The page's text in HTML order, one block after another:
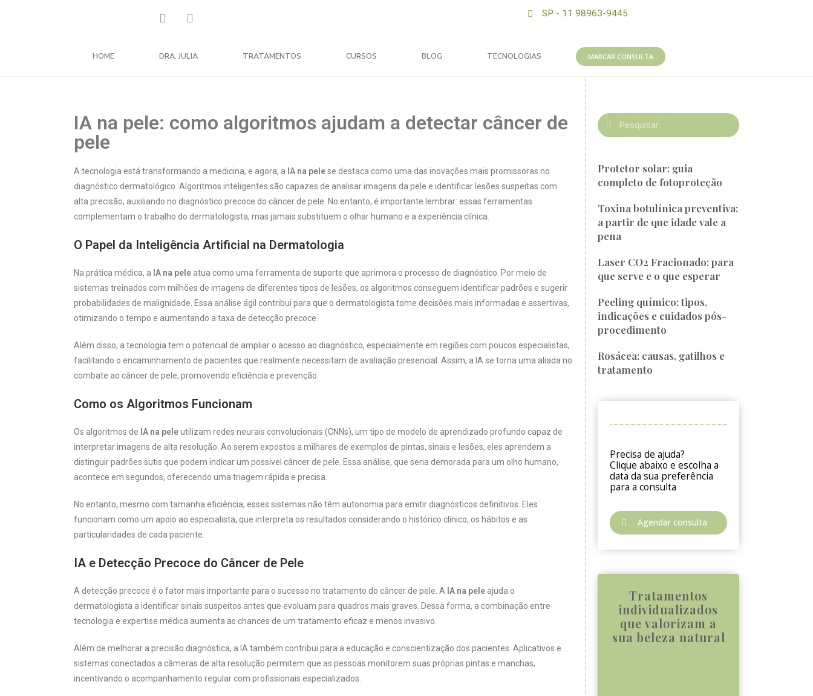
SP - 11 98963-9445
HOME DRA. JULIA TRATAMENTOS CURSOS BLOG TECNOLOGIAS MARCAR CONSULTA
IA na pele: como algoritmos ajudam a detectar câncer de
pele
A tecnologia está transformando a medicina, e agora, a IA na pelese destaca como uma das inovações mais promissoras no
diagnóstico dermatológico. Algoritmos inteligentes são capazes de analisar imagens da pele e identificar lesões suspeitas com
alta precisão, auxiliando no diagnóstico precoce do câncer de pele. No entanto, é importante lembrar: essas ferramentas
complementam o trabalho do dermatologista, mas jamais substituem o olhar humano e a experiência clínica.
O Papel da Inteligência Artificial na Dermatologia
Na prática médica, a IA na pele atua como uma ferramenta de suporte que aprimora o processo de diagnóstico. Por meio de
sistemas treinados com milhões de imagens de diferentes tipos de lesões, os algoritmos conseguem identificar padrões e sugerir
probabilidades de malignidade. Essa análise ágil contribui para que o dermatologista tome decisões mais informadas e assertivas,
otimizando o tempo e aumentando a taxa de detecção precoce.
Além disso, a tecnologia tem o potencial de ampliar o acesso ao diagnóstico, especialmente em regiões com poucos especialistas,
facilitando o encaminhamento de pacientes que realmente necessitam de avaliação presencial. Assim, a IA se torna uma aliada no
combate ao câncer de pele, promovendo eficiência e prevenção.
Como os Algoritmos Funcionam
Os algoritmos de IA na peleutilizam redes neurais convolucionais (CNNs), um tipo de modelo de aprendizado profundo capaz de
interpretar imagens de alta resolução. Ao serem expostos a milhares de exemplos de pintas, sinais e lesões, eles aprendem a
distinguir padrões sutis que podem indicar um possível câncer de pele. Essa análise, que seria demorada para um olho humano,
acontece em segundos, oferecendo uma triagem rápida e precisa.
No entanto, mesmo com tamanha eficiência, esses sistemas não têm autonomia para emitir diagnósticos definitivos. Eles
funcionam como um apoio ao especialista, que interpreta os resultados considerando o histórico clínico, os hábitos e as
particularidades de cada paciente.
IA e Detecção Precoce do Câncer de Pele
A detecção precoce é o fator mais importante para o sucesso no tratamento do câncer de pele. A IA na pele ajuda o
dermatologista a identificar sinais suspeitos antes que evoluam para quadros mais graves. Dessa forma, a combinação entre
tecnologia e expertise médica aumenta as chances de um tratamento eficaz e menos invasivo.
Além de melhorar a precisão diagnóstica, a IA também contribui para a educação e conscientização dos pacientes. Aplicativos e
sistemas conectados a câmeras de alta resolução permitem que as pessoas monitorem suas próprias pintas e manchas,
incentivando o acompanhamento regular com profissionais especializados.
Protetor solar: guia
completo de fotoproteção
Toxina botulínica preventiva:
a partir de que idade vale a
pena
Laser CO2 Fracionado: para
que serve e o que esperar
Peeling químico: tipos,
indicações e cuidados pós-
procedimento
Rosácea: causas, gatilhos e
tratamento
Precisa de ajuda?
Clique abaixo e escolha a
data da sua preferência
para a consulta
Agendar consulta
Tratamentos
individualizados
que valorizam a
sua beleza natural